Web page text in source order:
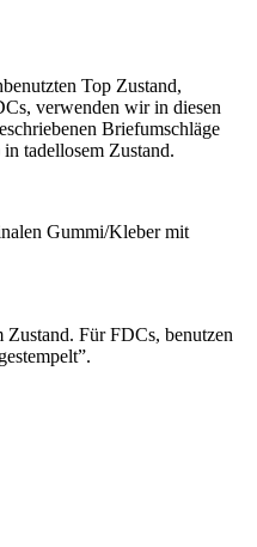
Top Zustand,
verwenden wir in diesen
Briefumschläge
tadellosem Zustand.
Gummi/Kleber mit
Für FDCs, benutzen